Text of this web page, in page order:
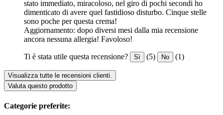
stato immediato, miracoloso, nel giro di pochi secondi ho
dimenticato di avere quel fastidioso disturbo. Cinque stelle
sono poche per questa crema!
Aggiornamento: dopo diversi mesi dalla mia recensione
ancora nessuna allergia! Favoloso!
Ti è stata utile questa recensione? Sì (5) No (1)
Visualizza tutte le recensioni clienti.
Valuta questo prodotto
Categorie preferite: